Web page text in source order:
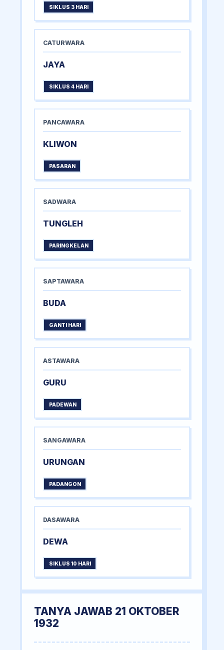
SIKLUS 3 HARI
CATURWARA
JAYA
SIKLUS 4 HARI
PANCAWARA
KLIWON
PASARAN
SADWARA
TUNGLEH
PARINGKELAN
SAPTAWARA
BUDA
GANTI HARI
ASTAWARA
GURU
PADEWAN
SANGAWARA
URUNGAN
PADANGON
DASAWARA
DEWA
SIKLUS 10 HARI
TANYA JAWAB 21 OKTOBER
1932